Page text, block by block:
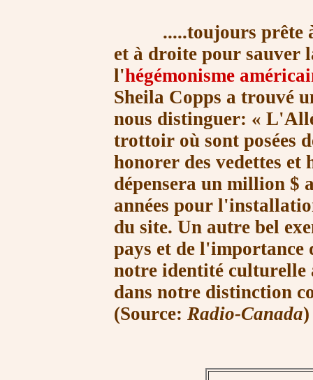
.....toujours prête à
et à droite pour sauver
l'hégémonisme
Sheila Copps a trouvé
nous distinguer: « L'A
trottoir où sont posées
honorer des vedettes et
dépensera un million $
années pour
du site. Un autre bel
pays et de l'importance
notre identité culturelle
dans notre distinction
(Source: Radio-Canada